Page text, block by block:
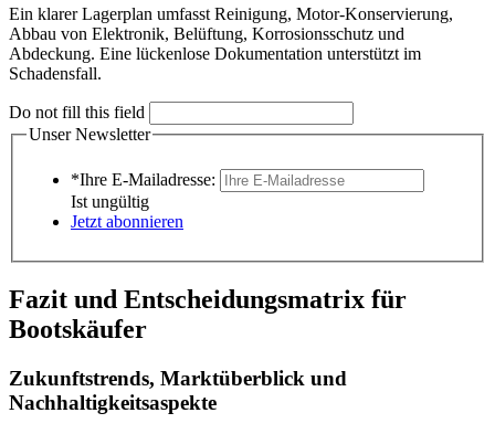
Ein klarer Lagerplan umfasst Reinigung, Motor-Konservierung,
Abbau von Elektronik, Belüftung, Korrosionsschutz und
Abdeckung. Eine lückenlose Dokumentation unterstützt im
Schadensfall.
Do not fill this field
Unser Newsletter
*Ihre E-Mailadresse:
Ist ungültig
Jetzt abonnieren
Fazit und Entscheidungsmatrix für
Bootskäufer
Zukunftstrends, Marktüberblick und
Nachhaltigkeitsaspekte